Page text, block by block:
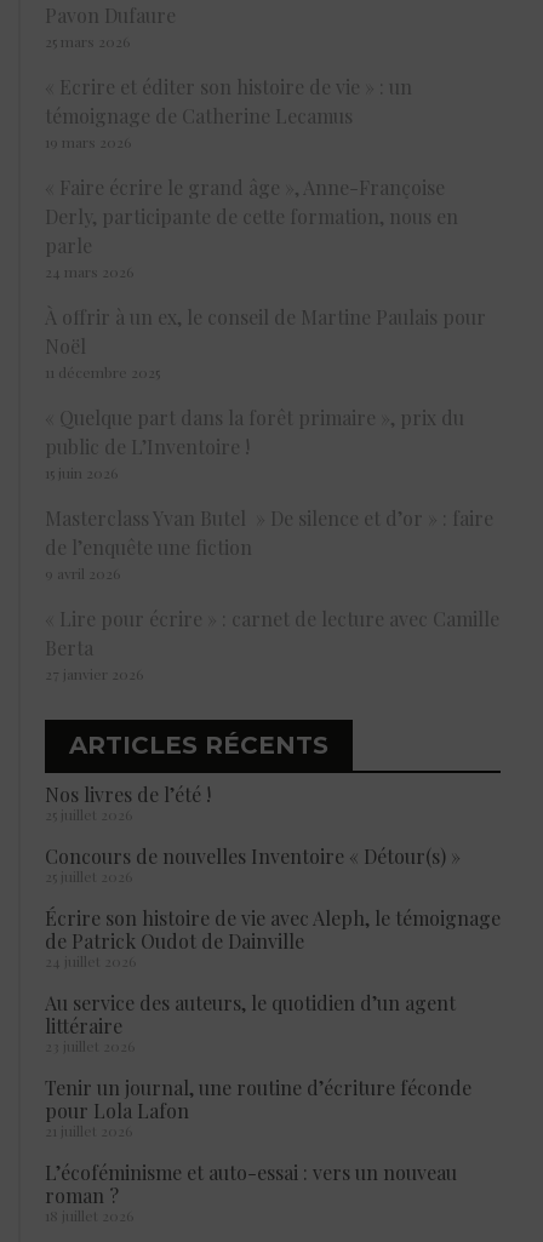
Pavon Dufaure
25 mars 2026
« Ecrire et éditer son histoire de vie » : un
témoignage de Catherine Lecamus
19 mars 2026
« Faire écrire le grand âge », Anne-Françoise
Derly, participante de cette formation, nous en
parle
24 mars 2026
À offrir à un ex, le conseil de Martine Paulais pour
Noël
11 décembre 2025
« Quelque part dans la forêt primaire », prix du
public de L’Inventoire !
15 juin 2026
Masterclass Yvan Butel » De silence et d’or » : faire
de l’enquête une fiction
9 avril 2026
« Lire pour écrire » : carnet de lecture avec Camille
Berta
27 janvier 2026
ARTICLES RÉCENTS
Nos livres de l’été !
25 juillet 2026
Concours de nouvelles Inventoire « Détour(s) »
25 juillet 2026
Écrire son histoire de vie avec Aleph, le témoignage
de Patrick Oudot de Dainville
24 juillet 2026
Au service des auteurs, le quotidien d’un agent
littéraire
23 juillet 2026
Tenir un journal, une routine d’écriture féconde
pour Lola Lafon
21 juillet 2026
L’écoféminisme et auto-essai : vers un nouveau
roman ?
18 juillet 2026